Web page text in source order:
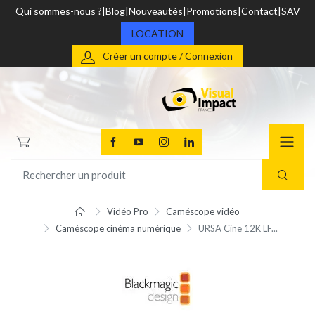
Qui sommes-nous ? Blog Nouveautés Promotions Contact SAV
LOCATION
Créer un compte / Connexion
Vidéo Pro
Caméscope vidéo
Caméscope cinéma numérique
URSA Cine 12K LF...